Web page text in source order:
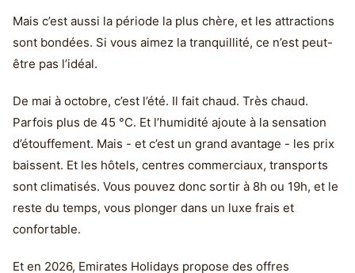
Mais c’est aussi la période la plus chère, et les attractions
sont bondées. Si vous aimez la tranquillité, ce n’est peut-
être pas l’idéal.
De mai à octobre, c’est l’été. Il fait chaud. Très chaud.
Parfois plus de 45 °C. Et l’humidité ajoute à la sensation
d’étouffement. Mais - et c’est un grand avantage - les prix
baissent. Et les hôtels, centres commerciaux, transports
sont climatisés. Vous pouvez donc sortir à 8h ou 19h, et le
reste du temps, vous plonger dans un luxe frais et
confortable.
Et en 2026, Emirates Holidays propose des offres